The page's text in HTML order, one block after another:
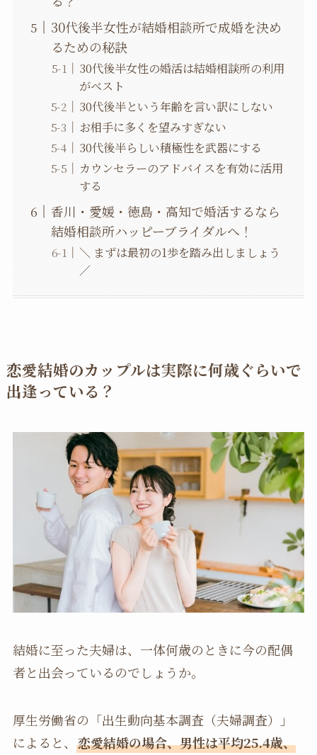
30代後半女性が結婚相談所で成婚を決め
るための秘訣
30代後半女性の婚活は結婚相談所の利用
がベスト
30代後半という年齢を言い訳にしない
お相手に多くを望みすぎない
30代後半らしい積極性を武器にする
カウンセラーのアドバイスを有効に活用
する
香川・愛媛・徳島・高知で婚活するなら
結婚相談所ハッピーブライダルへ！
＼ まずは最初の1歩を踏み出しましょう
／
恋愛結婚のカップルは実際に何歳ぐらいで
出逢っている？
結婚に至った夫婦は、一体何歳のときに今の配偶
者と出会っているのでしょうか。
厚生労働省の「出生動向基本調査（夫婦調査）」
によると、 恋愛結婚の場合、男性は平均25.4歳、